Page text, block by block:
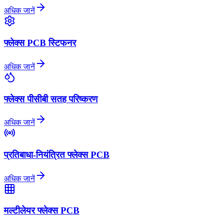
अधिक जानें
फ्लेक्स PCB स्टिफनर
अधिक जानें
फ्लेक्स पीसीबी सतह परिष्करण
अधिक जानें
प्रतिबाधा-नियंत्रित फ्लेक्स PCB
अधिक जानें
मल्टीलेयर फ्लेक्स PCB